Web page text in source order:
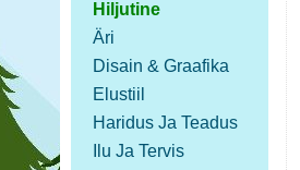
Hiljutine
Äri
Disain & Graafika
Elustiil
Haridus Ja Teadus
Ilu Ja Tervis